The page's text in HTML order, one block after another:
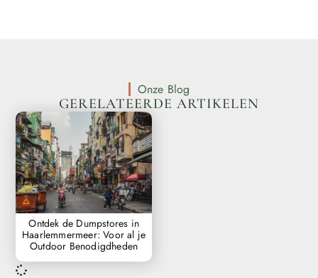
Onze Blog
GERELATEERDE ARTIKELEN
Ontdek de Dumpstores in
Haarlemmermeer: Voor al je
Outdoor Benodigdheden